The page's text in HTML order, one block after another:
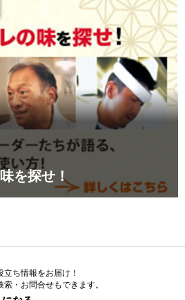
を探せ！
ち情報をお届け！
索・お問合せもできます。